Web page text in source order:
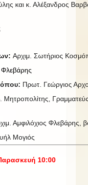
και κ. Αλέξανδρος
Αρχιμ. Σωτήριος
Φλεβάρης
Πρωτ. Γεώργιος
Μητροπολίτης,
Αμφιλόχιος Φλεβάρης,
Μογιός
10:00